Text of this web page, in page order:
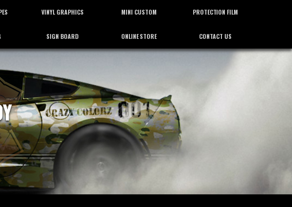
プ
VINYL GRAPHICS
バイナルグラフィックス
MINI CUSTOM
ミニカスタム
PROTECTION FILM
プロテクション フィルム
SIGN BOARD ONLINE STORE CONTACT US